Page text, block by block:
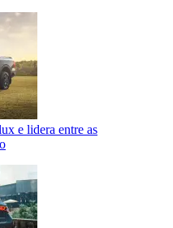
e lidera entre as